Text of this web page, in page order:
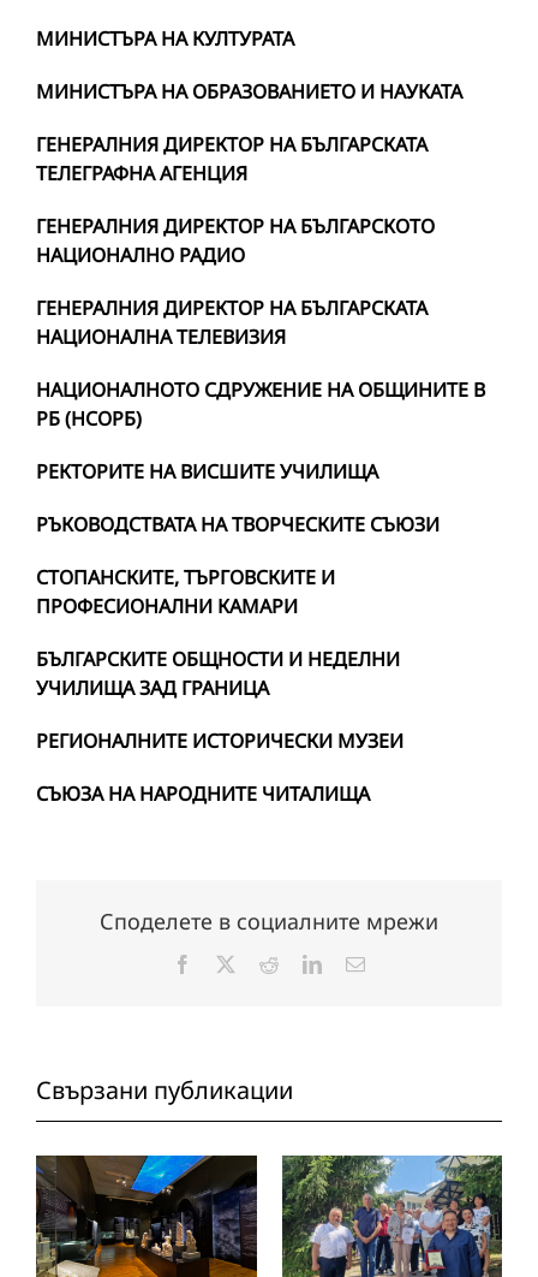
МИНИСТЪРА НА КУЛТУРАТА
МИНИСТЪРА НА ОБРАЗОВАНИЕТО И НАУКАТА
ГЕНЕРАЛНИЯ ДИРЕКТОР НА БЪЛГАРСКАТА
ТЕЛЕГРАФНА АГЕНЦИЯ
ГЕНЕРАЛНИЯ ДИРЕКТОР НА БЪЛГАРСКОТО
НАЦИОНАЛНО РАДИО
ГЕНЕРАЛНИЯ ДИРЕКТОР НА БЪЛГАРСКАТА
НАЦИОНАЛНА ТЕЛЕВИЗИЯ
НАЦИОНАЛНОТО СДРУЖЕНИЕ НА ОБЩИНИТЕ В
РБ (НСОРБ)
РЕКТОРИТЕ НА ВИСШИТЕ УЧИЛИЩА
РЪКОВОДСТВАТА НА ТВОРЧЕСКИТЕ СЪЮЗИ
СТОПАНСКИТЕ, ТЪРГОВСКИТЕ И
ПРОФЕСИОНАЛНИ КАМАРИ
БЪЛГАРСКИТЕ ОБЩНОСТИ И НЕДЕЛНИ
УЧИЛИЩА ЗАД ГРАНИЦА
РЕГИОНАЛНИТЕ ИСТОРИЧЕСКИ МУЗЕИ
СЪЮЗА НА НАРОДНИТЕ ЧИТАЛИЩА
Споделете в социалните мрежи
Facebook RedditLinkedInЕлектронна
Свързани публикации